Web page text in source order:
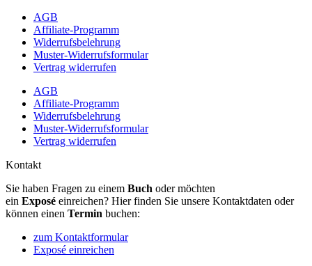
AGB
Affiliate-Programm
Widerrufsbelehrung
Muster-Widerrufsformular
Vertrag widerrufen
AGB
Affiliate-Programm
Widerrufsbelehrung
Muster-Widerrufsformular
Vertrag widerrufen
Kontakt
Sie haben Fragen zu einem Buch oder möchten
ein Exposé einreichen? Hier finden Sie unsere Kontaktdaten oder
können einen Termin buchen:
zum Kontaktformular
Exposé einreichen